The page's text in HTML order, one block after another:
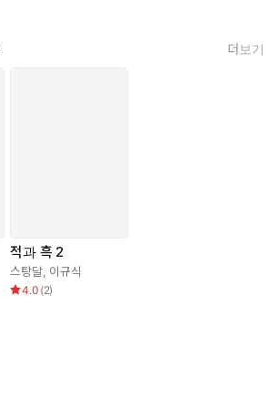
더보기
적과 흑 2
스탕달, 이규식
4.0 (2)